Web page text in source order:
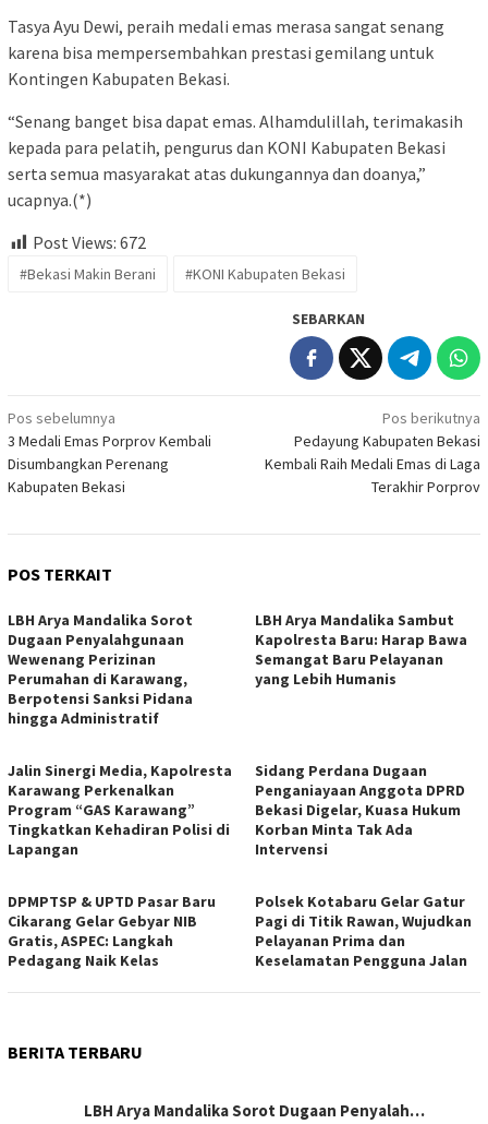
Tasya Ayu Dewi, peraih medali emas merasa sangat senang
karena bisa mempersembahkan prestasi gemilang untuk
Kontingen Kabupaten Bekasi.
“Senang banget bisa dapat emas. Alhamdulillah, terimakasih
kepada para pelatih, pengurus dan KONI Kabupaten Bekasi
serta semua masyarakat atas dukungannya dan doanya,”
ucapnya.(*)
Post Views: 672
#Bekasi Makin Berani #KONI Kabupaten Bekasi
SEBARKAN
Navigasi
pos
Pos sebelumnya
3 Medali Emas Porprov Kembali
Disumbangkan Perenang
Kabupaten Bekasi
Pos berikutnya
Pedayung Kabupaten Bekasi
Kembali Raih Medali Emas di Laga
Terakhir Porprov
POS TERKAIT
LBH Arya Mandalika Sorot
Dugaan Penyalahgunaan
Wewenang Perizinan
Perumahan di Karawang,
Berpotensi Sanksi Pidana
hingga Administratif
LBH Arya Mandalika Sambut
Kapolresta Baru: Harap Bawa
Semangat Baru Pelayanan
yang Lebih Humanis
Jalin Sinergi Media, Kapolresta
Karawang Perkenalkan
Program “GAS Karawang”
Tingkatkan Kehadiran Polisi di
Lapangan
Sidang Perdana Dugaan
Penganiayaan Anggota DPRD
Bekasi Digelar, Kuasa Hukum
Korban Minta Tak Ada
Intervensi
DPMPTSP & UPTD Pasar Baru
Cikarang Gelar Gebyar NIB
Gratis, ASPEC: Langkah
Pedagang Naik Kelas
Polsek Kotabaru Gelar Gatur
Pagi di Titik Rawan, Wujudkan
Pelayanan Prima dan
Keselamatan Pengguna Jalan
BERITA TERBARU
LBH Arya Mandalika Sorot Dugaan Penyalah…